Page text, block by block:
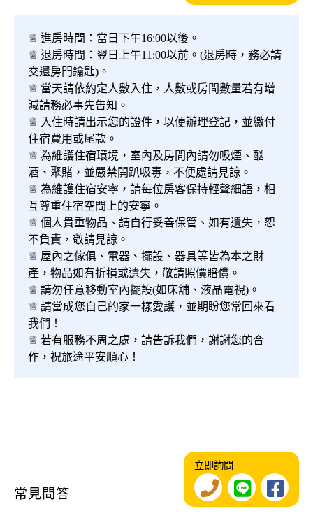
♕ 進房時間：當日下午16:00以後。
♕ 退房時間：翌日上午11:00以前。(退房時，務必請
交還房門鑰匙)。
♕ 當天請依約定人數入住，人數或房間數量若有增
減請務必事先告知。
♕ 入住時請出示您的證件，以便辦理登記，並繳付
住宿費用或尾款。
♕ 為維護住宿環境，室內及房間內請勿吸煙、酗
酒、聚賭，並嚴禁開趴吸毒，不便處請見諒。
♕ 為維護住宿安寧，請每位房客保持輕聲細語，相
互尊重住宿空間上的安寧。
♕ 個人貴重物品、請自行妥善保管、如有遺失，恕
不負責，敬請見諒。
♕ 屋內之傢俱、電器、擺設、器具等皆為本之財
產，物品如有折損或遺失，敬請照價賠償。
♕ 請勿任意移動室內擺設(如床舖、液晶電視)。
♕ 請當成您自己的家一樣愛護，並期盼您常回來看
我們！
♕ 若有服務不周之處，請告訴我們，謝謝您的合
作，祝旅途平安順心！
常見問答
立即詢問